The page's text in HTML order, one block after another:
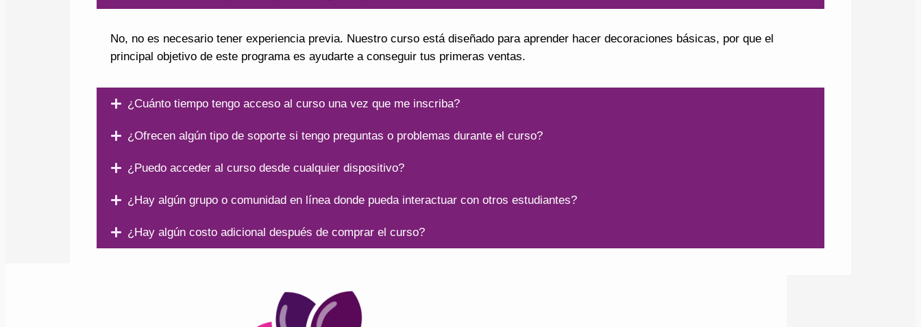
No, no es necesario tener experiencia previa. Nuestro curso está diseñado para aprender hacer decoraciones básicas, por que el
principal objetivo de este programa es ayudarte a conseguir tus primeras ventas.
¿Cuánto tiempo tengo acceso al curso una vez que me inscriba?
¿Ofrecen algún tipo de soporte si tengo preguntas o problemas durante el curso?
¿Puedo acceder al curso desde cualquier dispositivo?
¿Hay algún grupo o comunidad en línea donde pueda interactuar con otros estudiantes?
¿Hay algún costo adicional después de comprar el curso?